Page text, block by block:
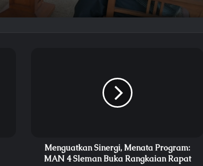
MAN 4 Sleman Perkuat Kolaborasi
Wujudkan Generasi Berprestasi
Koordinasi Kesiswaan MAN 4
Menguatkan Sinergi, Menata Program:
MAN 4 Sleman Buka Rangkaian Rapat